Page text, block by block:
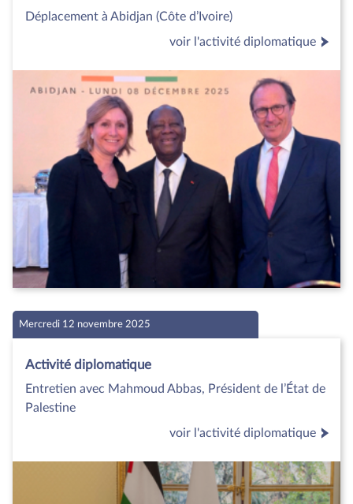
Déplacement à Abidjan (Côte d’Ivoire)
voir l'activité diplomatique
Mercredi 12 novembre 2025
Activité diplomatique
Entretien avec Mahmoud Abbas, Président de l’État de
Palestine
voir l'activité diplomatique